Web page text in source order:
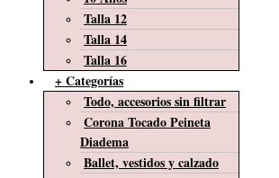
Talla 12
Talla 14
Talla 16
+ Categorías
Todo, accesorios sin filtrar
Corona Tocado Peineta
Diadema
Ballet, vestidos y calzado